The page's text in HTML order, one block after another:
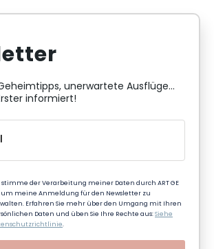
unerwartete Ausflüge...
informiert!
stimme der Verarbeitung meiner Daten durch ART GE
um meine Anmeldung für den Newsletter zu
Erfahren Sie mehr über den Umgang mit Ihren
Daten und üben Sie Ihre Rechte aus:Siehe
.